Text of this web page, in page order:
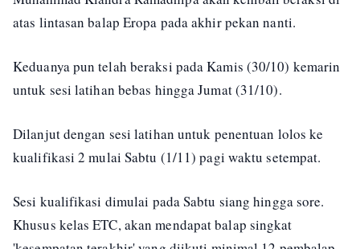
atas lintasan balap Eropa pada akhir pekan nanti.
Keduanya pun telah beraksi pada Kamis (30/10) kemarin
untuk sesi latihan bebas hingga Jumat (31/10).
Dilanjut dengan sesi latihan untuk penentuan lolos ke
kualifikasi 2 mulai Sabtu (1/11) pagi waktu setempat.
Sesi kualifikasi dimulai pada Sabtu siang hingga sore.
Khusus kelas ETC, akan mendapat balap singkat